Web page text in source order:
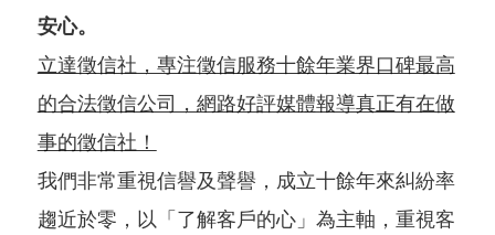
安心。
立達徵信社，專注徵信服務十餘年業界口碑最高
的合法徵信公司，網路好評媒體報導真正有在做
事的徵信社！
我們非常重視信譽及聲譽，成立十餘年來糾紛率
趨近於零，以「了解客戶的心」為主軸，重視客